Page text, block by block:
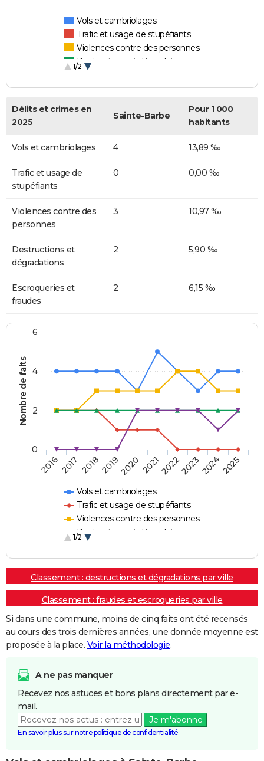
Vols et cambriolages
Trafic et usage de stupéfiants
Violences contre des personnes
Destructions et dégradations
1/2
Délits et crimes en
2025
Sainte-Barbe
Pour 1 000
habitants
Vols et cambriolages 4 13,89 ‰
Trafic et usage de
stupéfiants
0 0,00 ‰
Violences contre des
personnes
3 10,97 ‰
Destructions et
dégradations
2 5,90 ‰
Escroqueries et
fraudes
2 6,15 ‰
Nombre de faits
Vols et cambriolages
Trafic et usage de stupéfiants
Violences contre des personnes
Destructions et dégradations
1/2
20162017 20182019202020212022202320242025
0
2
4
6
Classement : destructions et dégradations par ville
Classement : fraudes et escroqueries par ville
Si dans une commune, moins de cinq faits ont été recensés
au cours des trois dernières années, une donnée moyenne est
proposée à la place. Voir la méthodologie.
A ne pas manquer
Recevez nos astuces et bons plans directement par e-
mail.
Je m'abonne
En savoir plus sur notre politique de confidentialité